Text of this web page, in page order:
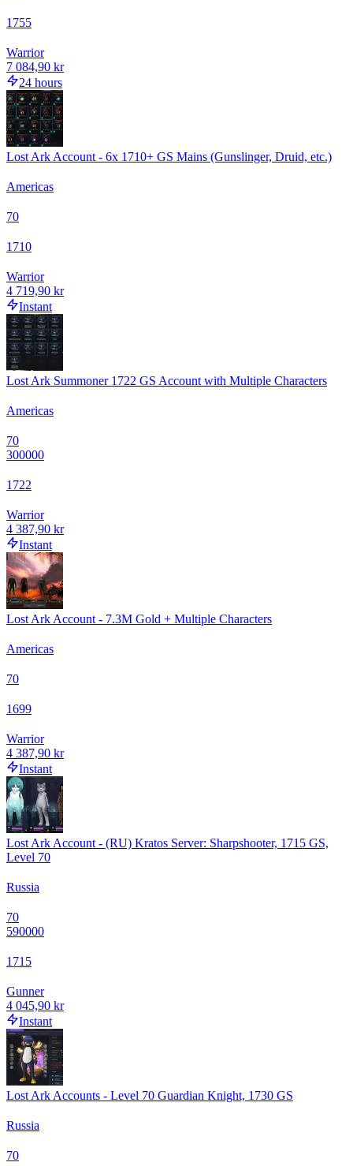
1755
Warrior
7 084,90 kr
24 hours
Lost Ark Account - 6x 1710+ GS Mains (Gunslinger, Druid, etc.)
Americas
70
1710
Warrior
4 719,90 kr
Instant
Lost Ark Summoner 1722 GS Account with Multiple Characters
Americas
70
300000
1722
Warrior
4 387,90 kr
Instant
Lost Ark Account - 7.3M Gold + Multiple Characters
Americas
70
1699
Warrior
4 387,90 kr
Instant
Lost Ark Account - (RU) Kratos Server: Sharpshooter, 1715 GS,
Level 70
Russia
70
590000
1715
Gunner
4 045,90 kr
Instant
Lost Ark Accounts - Level 70 Guardian Knight, 1730 GS
Russia
70